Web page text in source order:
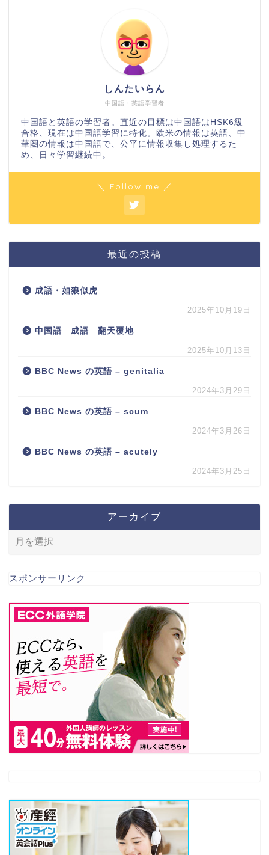
中国語・英語学習者
しんたいらん
中国語と英語の学習者。直近の目標は中国語はHSK6級
合格、現在は中国語学習に特化。欧米の情報は英語、中
華圏の情報は中国語で、公平に情報収集し処理するた
め、日々学習継続中。
＼ Follow me ／
最近の投稿
成語・如狼似虎
2025年10月19日
中国語 成語 翻天覆地
2025年10月13日
BBC News の英語 – genitalia
2024年3月29日
BBC News の英語 – scum
2024年3月26日
BBC News の英語 – acutely
2024年3月25日
アーカイブ
スポンサーリンク